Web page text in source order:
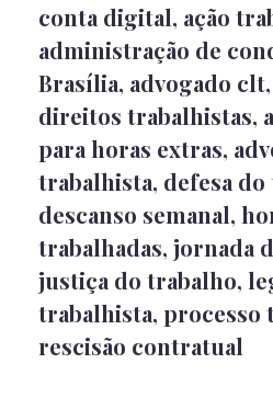
conta digital, ação
administração de
Brasília, advogado clt,
direitos trabalhistas,
para horas extras,
trabalhista, defesa
descanso semanal,
trabalhadas, jornada
justiça do trabalho,
trabalhista, processo
rescisão contratual